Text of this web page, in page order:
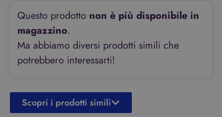
Questo prodotto non è più disponibile in
magazzino.
Ma abbiamo diversi prodotti simili che
potrebbero interessarti!
Scopri i prodotti simili